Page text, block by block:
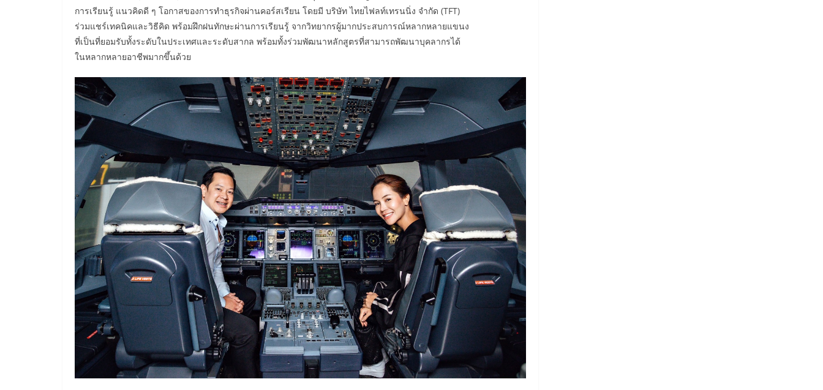
การเรียนรู้ แนวคิดดี ๆ โอกาสของการทำธุรกิจผ่านคอร์สเรียน โดยมี บริษัท ไทยไฟลท์เทรนนิ่ง จำกัด (TFT)
ร่วมแชร์เทคนิคและวิธีคิด พร้อมฝึกฝนทักษะผ่านการเรียนรู้ จากวิทยากรผู้มากประสบการณ์หลากหลายแขนง
ที่เป็นที่ยอมรับทั้งระดับในประเทศและระดับสากล พร้อมทั้งร่วมพัฒนาหลักสูตรที่สามารถพัฒนาบุคลากรได้
ในหลากหลายอาชีพมากขึ้นด้วย